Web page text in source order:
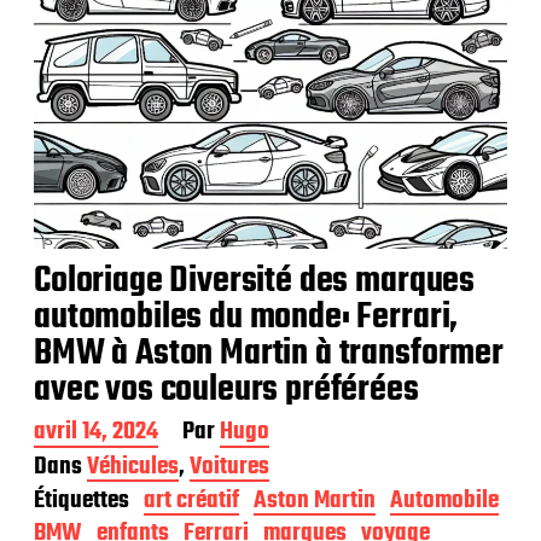
Coloriage Diversité des marques
automobiles du monde: Ferrari,
BMW à Aston Martin à transformer
avec vos couleurs préférées
D
a
t
e
d
avril 14, 2024 ParHugo
DansVéhicules,Voitures
Étiquettes art créatif Aston Martin Automobile
BMW enfants Ferrari marques voyage